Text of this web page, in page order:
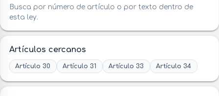
Busca por número de artículo o por texto dentro de
esta ley.
Artículos cercanos
Artículo 30 Artículo 31 Artículo 33 Artículo 34